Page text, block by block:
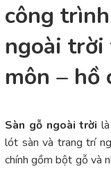
công
ngoài trời
môn – hồ
Sàn gỗ ngoài trời
lót sàn và trang trí
chính gồm bột gỗ và